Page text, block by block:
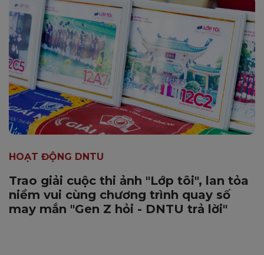
HOẠT ĐỘNG DNTU
Trao giải cuộc thi ảnh "Lớp tôi", lan tỏa
niềm vui cùng chương trình quay số
may mắn "Gen Z hỏi - DNTU trả lời"